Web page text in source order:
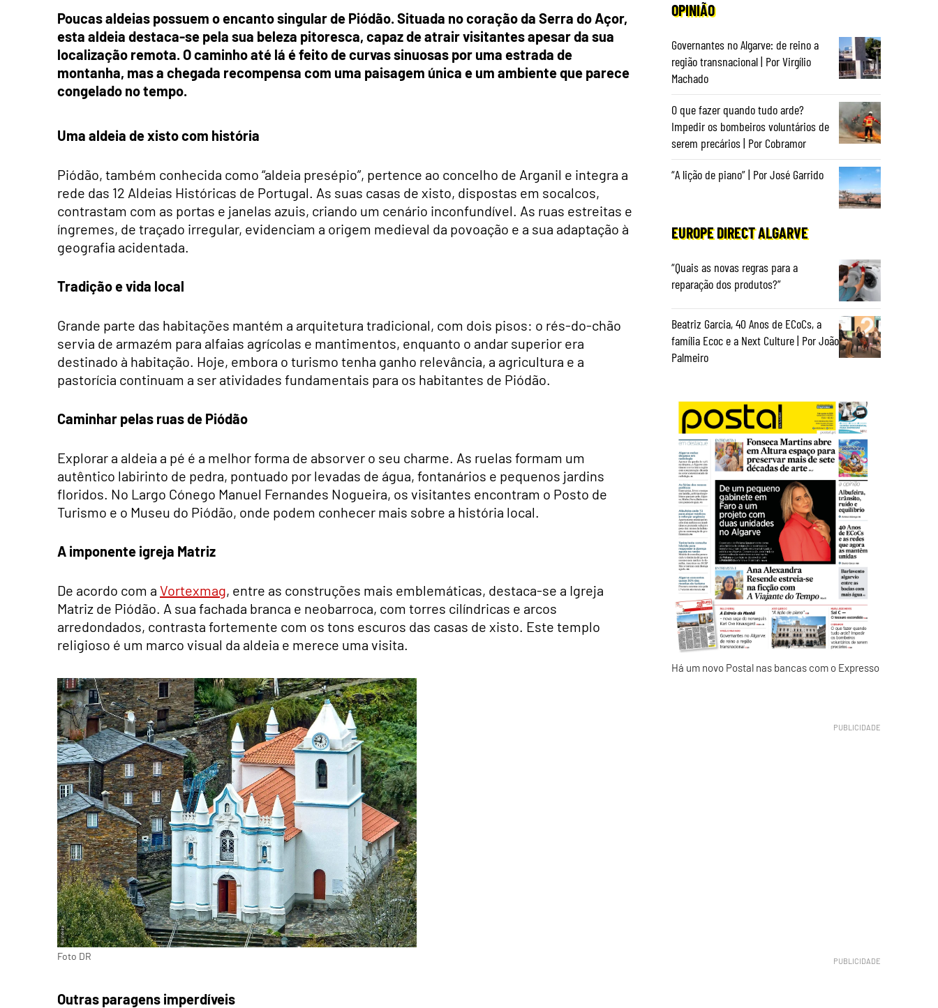
Poucas aldeias possuem o encanto singular de Piódão. Situada no coração da Serra do Açor,
esta aldeia destaca-se pela sua beleza pitoresca, capaz de atrair visitantes apesar da sua
localização remota. O caminho até lá é feito de curvas sinuosas por uma estrada de
montanha, mas a chegada recompensa com uma paisagem única e um ambiente que parece
congelado no tempo.
Uma aldeia de xisto com história
Piódão, também conhecida como “aldeia presépio”, pertence ao concelho de Arganil e integra a
rede das 12 Aldeias Históricas de Portugal. As suas casas de xisto, dispostas em socalcos,
contrastam com as portas e janelas azuis, criando um cenário inconfundível. As ruas estreitas e
íngremes, de traçado irregular, evidenciam a origem medieval da povoação e a sua adaptação à
geografia acidentada.
Tradição e vida local
Grande parte das habitações mantém a arquitetura tradicional, com dois pisos: o rés-do-chão
servia de armazém para alfaias agrícolas e mantimentos, enquanto o andar superior era
destinado à habitação. Hoje, embora o turismo tenha ganho relevância, a agricultura e a
pastorícia continuam a ser atividades fundamentais para os habitantes de Piódão.
Caminhar pelas ruas de Piódão
Explorar a aldeia a pé é a melhor forma de absorver o seu charme. As ruelas formam um
autêntico labirinto de pedra, pontuado por levadas de água, fontanários e pequenos jardins
floridos. No Largo Cónego Manuel Fernandes Nogueira, os visitantes encontram o Posto de
Turismo e o Museu do Piódão, onde podem conhecer mais sobre a história local.
A imponente igreja Matriz
De acordo com a Vortexmag, entre as construções mais emblemáticas, destaca-se a Igreja
Matriz de Piódão. A sua fachada branca e neobarroca, com torres cilíndricas e arcos
arredondados, contrasta fortemente com os tons escuros das casas de xisto. Este templo
religioso é um marco visual da aldeia e merece uma visita.
Foto DR
Outras paragens imperdíveis
OPINIÃO
Governantes no Algarve: de reino a
região transnacional | Por Virgílio
Machado
O que fazer quando tudo arde?
Impedir os bombeiros voluntários de
serem precários | Por Cobramor
“A lição de piano” | Por José Garrido
EUROPE DIRECT ALGARVE
“Quais as novas regras para a
reparação dos produtos?”
Beatriz Garcia, 40 Anos de ECoCs, a
família Ecoc e a Next Culture | Por João
Palmeiro
Há um novo Postal nas bancas com o Expresso